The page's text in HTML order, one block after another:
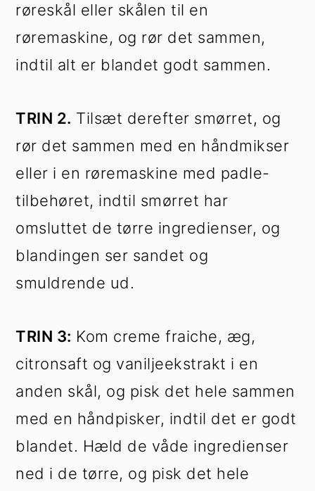
røreskål eller skålen til en
røremaskine, og rør det sammen,
indtil alt er blandet godt sammen.
TRIN 2. Tilsæt derefter smørret, og
rør det sammen med en håndmikser
eller i en røremaskine med padle-
tilbehøret, indtil smørret har
omsluttet de tørre ingredienser, og
blandingen ser sandet og
smuldrende ud.
TRIN 3: Kom creme fraiche, æg,
citronsaft og vaniljeekstrakt i en
anden skål, og pisk det hele sammen
med en håndpisker, indtil det er godt
blandet. Hæld de våde ingredienser
ned i de tørre, og pisk det hele